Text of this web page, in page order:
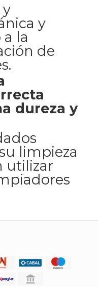
y
la
de
dureza y
limpieza
utilizar